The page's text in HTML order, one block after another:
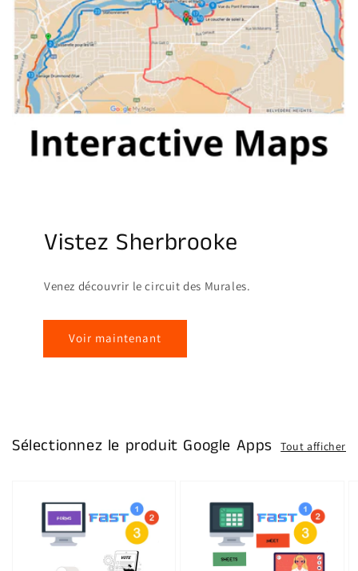
Vistez Sherbrooke
Venez découvrir le circuit des Murales.
Voir maintenant
Sélectionnez le produit Google Apps Tout afficher